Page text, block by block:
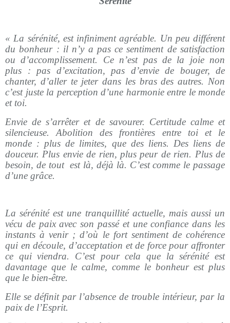
« La sérénité, est infiniment agréable. Un peu différent
du bonheur : il n’y a pas ce sentiment de satisfaction
ou d’accomplissement. Ce n’est pas de la joie non
plus : pas d’excitation, pas d’envie de bouger, de
chanter, d’aller te jeter dans les bras des autres. Non
c’est juste la perception d’une harmonie entre le monde
et toi.
Envie de s’arrêter et de savourer. Certitude calme et
silencieuse. Abolition des frontières entre toi et le
monde : plus de limites, que des liens. Des liens de
douceur. Plus envie de rien, plus peur de rien. Plus de
besoin, de tout est là, déjà là. C’est comme le passage
d’une grâce.
La sérénité est une tranquillité actuelle, mais aussi un
vécu de paix avec son passé et une confiance dans les
instants à venir ; d’où le fort sentiment de cohérence
qui en découle, d’acceptation et de force pour affronter
ce qui viendra. C’est pour cela que la sérénité est
davantage que le calme, comme le bonheur est plus
que le bien-être.
Elle se définit par l’absence de trouble intérieur, par la
paix de l’Esprit.